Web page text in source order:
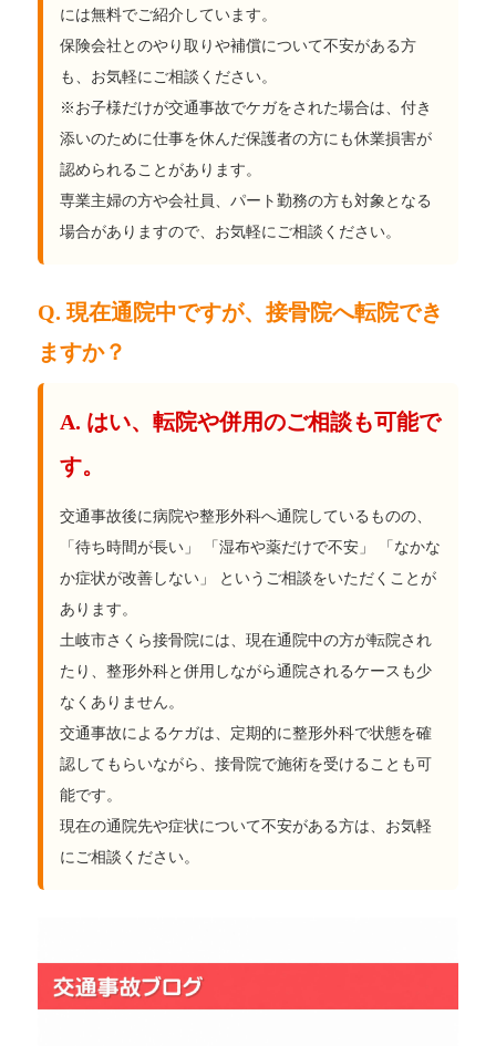
には無料でご紹介しています。
保険会社とのやり取りや補償について不安がある方
も、お気軽にご相談ください。
※お子様だけが交通事故でケガをされた場合は、付き
添いのために仕事を休んだ保護者の方にも休業損害が
認められることがあります。
専業主婦の方や会社員、パート勤務の方も対象となる
場合がありますので、お気軽にご相談ください。
Q. 現在通院中ですが、接骨院へ転院でき
ますか？
A. はい、転院や併用のご相談も可能で
す。
交通事故後に病院や整形外科へ通院しているものの、
「待ち時間が長い」 「湿布や薬だけで不安」 「なかな
か症状が改善しない」 というご相談をいただくことが
あります。
土岐市さくら接骨院には、現在通院中の方が転院され
たり、整形外科と併用しながら通院されるケースも少
なくありません。
交通事故によるケガは、定期的に整形外科で状態を確
認してもらいながら、接骨院で施術を受けることも可
能です。
現在の通院先や症状について不安がある方は、お気軽
にご相談ください。